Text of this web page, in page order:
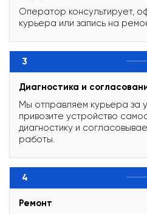
Оператор консультирует,
курьера или запись на
3
Диагностика и
Мы отправляем курьера за
привозите устройство
диагностику и
работы.
4
Ремонт